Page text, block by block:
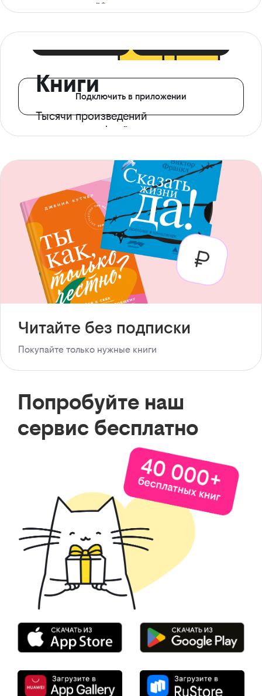
ограничений*
Книги
Тысячи произведений
с доступом офлайн
Подключить в приложении
Читайте без подписки
Покупайте только нужные книги
Попробуйте наш
сервис бесплатно